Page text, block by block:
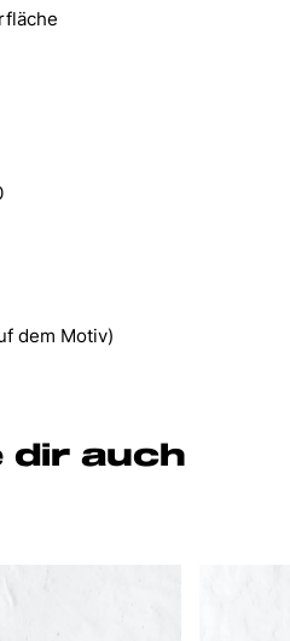
dem Motiv)
dir auch